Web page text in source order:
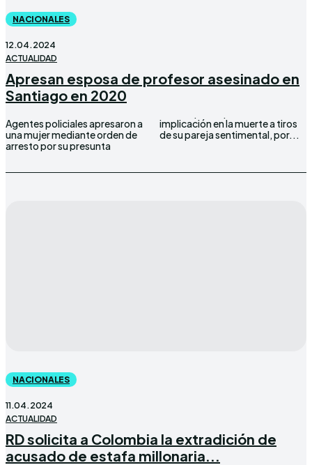
NACIONALES
12.04.2024
ACTUALIDAD
Apresan esposa de profesor asesinado en
Santiago en 2020
Agentes policiales apresaron a
una mujer mediante orden de
arresto por su presunta
implicación en la muerte a tiros
de su pareja sentimental, por...
NACIONALES
11.04.2024
ACTUALIDAD
RD solicita a Colombia la extradición de
acusado de estafa millonaria...